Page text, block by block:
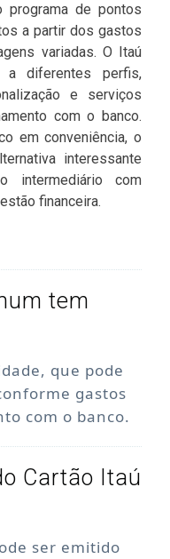
programa de pontos
a partir dos gastos
variadas. O Itaú
a diferentes perfis,
e serviços
com o banco.
em conveniência, o
interessante
intermediário com
financeira.
tem
que pode
gastos
com o banco.
Cartão Itaú
ser emitido